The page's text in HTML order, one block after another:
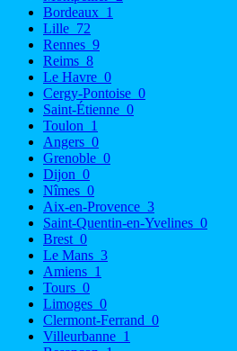
Bordeaux 1
Lille 72
Rennes 9
Reims 8
Le Havre 0
Cergy-Pontoise 0
Saint-Étienne 0
Toulon 1
Angers 0
Grenoble 0
Dijon 0
Nîmes 0
Aix-en-Provence 3
Saint-Quentin-en-Yvelines 0
Brest 0
Le Mans 3
Amiens 1
Tours 0
Limoges 0
Clermont-Ferrand 0
Villeurbanne 1